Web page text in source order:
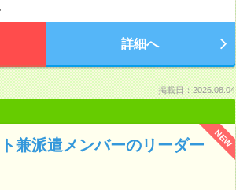
詳細へ
掲載日：2026.08.04
NEW
兼派遣メンバーのリーダー